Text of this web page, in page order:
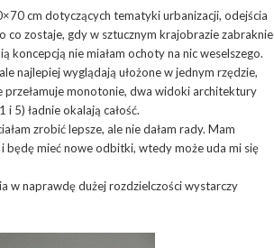
cm dotyczących tematyki urbanizacji, odejścia
zostaje, gdy w sztucznym krajobrazie zabraknie
koncepcją nie miałam ochoty na nic weselszego.
najlepiej wyglądają ułożone w jednym rzędzie,
monotonie, dwa widoki architektury
5) ładnie okalają całość.
zrobić lepsze, ale nie dałam rady. Mam
będę mieć nowe odbitki, wtedy może uda mi się
w naprawdę dużej rozdzielczości wystarczy